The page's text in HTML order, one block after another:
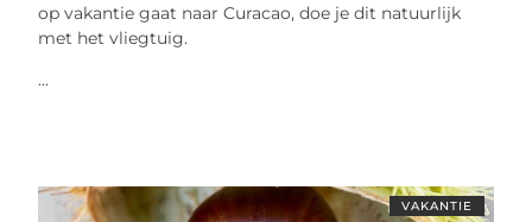
op vakantie gaat naar Curacao, doe je dit natuurlijk
met het vliegtuig.
...
VAKANTIE